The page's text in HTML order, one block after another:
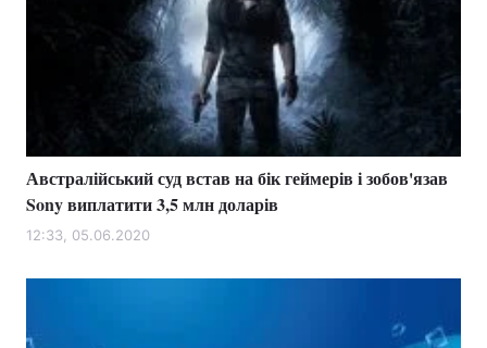
Австралійський суд встав на бік геймерів і зобов'язав
Sony виплатити 3,5 млн доларів
12:33, 05.06.2020